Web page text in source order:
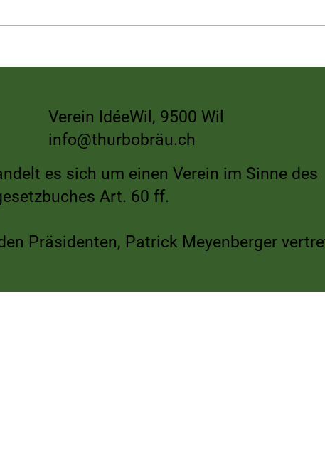
Gast auf dem Hof der Familie
Verein IdéeWil, 9500 Wil
info@thurbobräu.ch
es sich um einen Verein im Sinne des
Art. 60 ff.
Präsidenten, Patrick Meyenberger